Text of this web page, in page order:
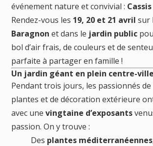
événement nature et convivial :
Rendez-vous les 19, 20 et 21 avril sur
Baragnon et dans le jardin public
bol d’air frais, de couleurs et de
parfaite à partager en famille !
Un jardin géant en plein centre-ville
Pendant trois jours, les passionnés
plantes et de décoration extérieure
avec une vingtaine d’exposants
passion. On y trouve :
Des plantes méditerranéennes